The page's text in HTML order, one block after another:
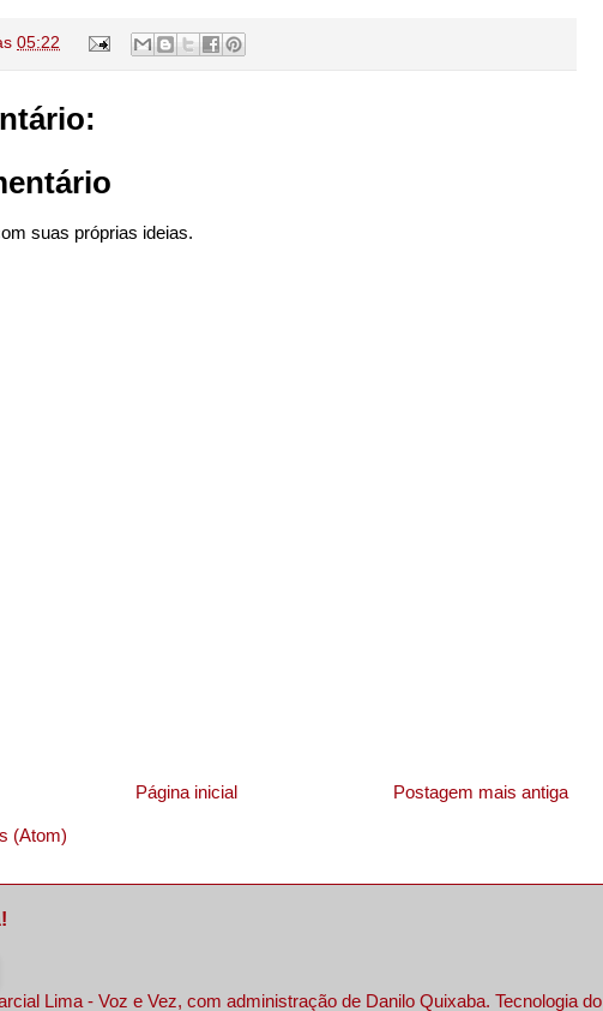
05:22
suas próprias ideias.
Postagem mais antiga
Página inicial
(Atom)
Lima - Voz e Vez, com administração de Danilo Quixaba. Tecnologia do